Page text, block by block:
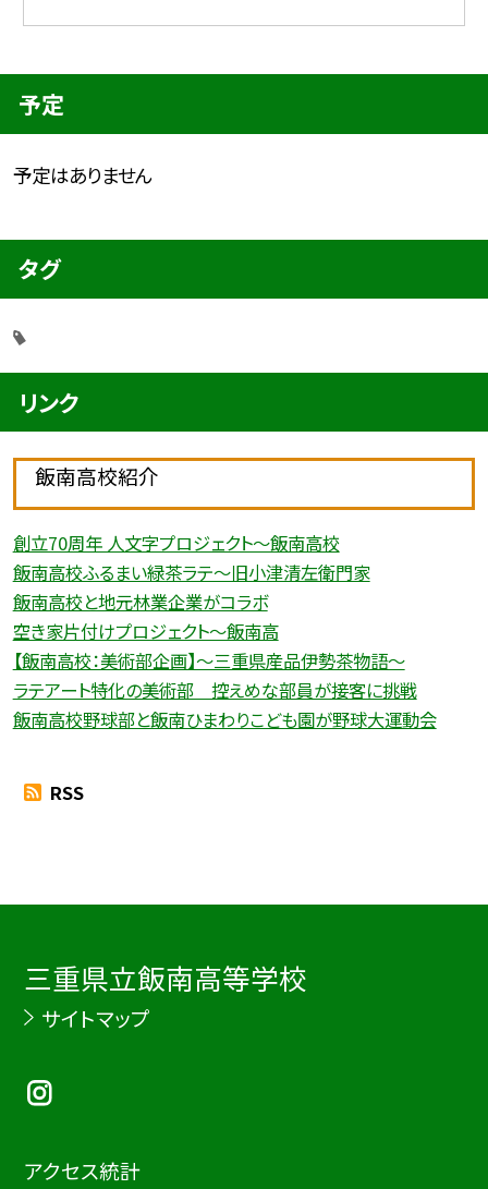
予定
予定はありません
タグ
リンク
飯南高校紹介
創立70周年 人文字プロジェクト〜飯南高校
飯南高校ふるまい緑茶ラテ〜旧小津清左衛門家
飯南高校と地元林業企業がコラボ
空き家片付けプロジェクト〜飯南高
【飯南高校：美術部企画】〜三重県産品伊勢茶物語〜
ラテアート特化の美術部 控えめな部員が接客に挑戦
飯南高校野球部と飯南ひまわりこども園が野球大運動会
RSS
三重県立飯南高等学校
サイトマップ
アクセス統計